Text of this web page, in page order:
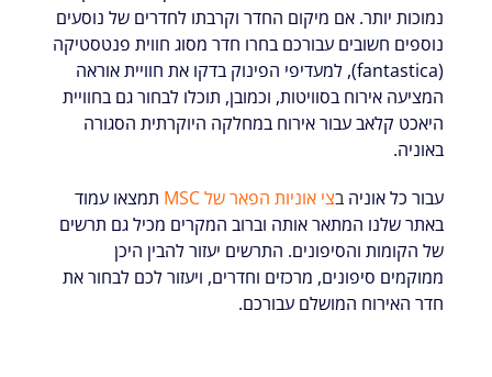
נמוכות יותר. אם מיקום החדר וקרבתו לחדרים של נוסעים
נוספים חשובים עבורכם בחרו חדר מסוג חווית פנטסטיקה
(fantastica), למעדיפי הפינוק בדקו את חוויית אוראה
המציעה אירוח בסוויטות, וכמובן, תוכלו לבחור גם בחוויית
היאכט קלאב עבור אירוח במחלקה היוקרתית הסגורה
באוניה.
עבור כל אוניה בצי אוניות הפאר של MSC
תמצאו עמוד
באתר שלנו המתאר אותה וברוב המקרים מכיל גם תרשים
של הקומות והסיפונים. התרשים יעזור להבין היכן
ממוקמים סיפונים, מרכזים וחדרים, ויעזור לכם לבחור את
חדר האירוח המושלם עבורכם.